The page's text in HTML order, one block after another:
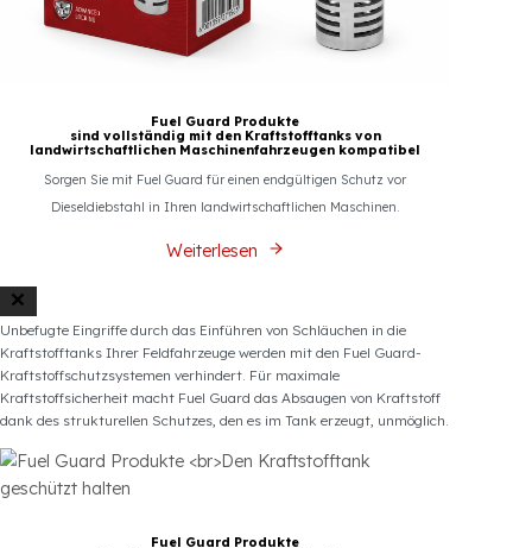
Fuel Guard Produkte
sind vollständig mit den Kraftstofftanks von
landwirtschaftlichen Maschinenfahrzeugen kompatibel
Sorgen Sie mit Fuel Guard für einen endgültigen Schutz vor